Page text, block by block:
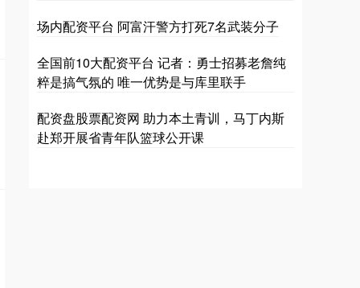
场内配资平台 阿富汗警方打死7名武装分子
全国前10大配资平台 记者：勇士招募老詹纯
粹是搞气氛的 唯一优势是与库里联手
配资盘股票配资网 助力本土青训，马丁内斯
赴郑开展省青年队篮球公开课